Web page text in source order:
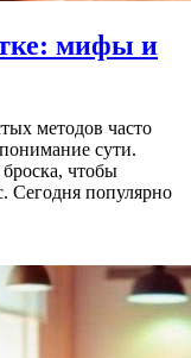
мифы и
методов часто
сути.
чтобы
Сегодня популярно